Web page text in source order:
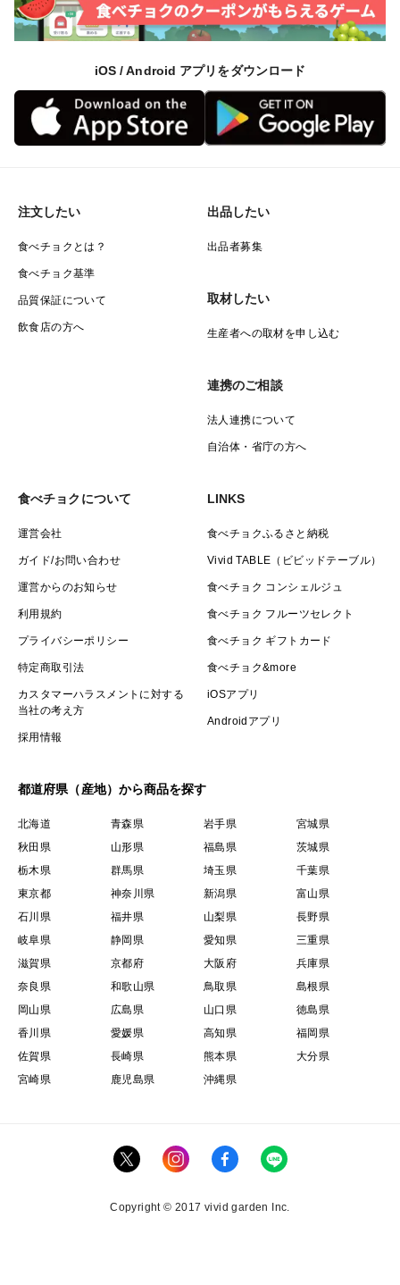
iOS / Android アプリをダウンロード
注文したい
食べチョクとは？
食べチョク基準
品質保証について
飲食店の方へ
出品したい
出品者募集
取材したい
生産者への取材を申し込む
連携のご相談
法人連携について
自治体・省庁の方へ
食べチョクについて
運営会社
ガイド/お問い合わせ
運営からのお知らせ
利用規約
プライバシーポリシー
特定商取引法
カスタマーハラスメントに対する
当社の考え方
採用情報
LINKS
食べチョクふるさと納税
Vivid TABLE（ビビッドテーブル）
食べチョク コンシェルジュ
食べチョク フルーツセレクト
食べチョク ギフトカード
食べチョク&more
iOSアプリ
Androidアプリ
都道府県（産地）から商品を探す
北海道 青森県 岩手県
宮城県
秋田県
山形県 福島県
茨城県
栃木県
群馬県 埼玉県
千葉県
東京都
神奈川県 新潟県
富山県
石川県
福井県 山梨県
長野県
岐阜県
静岡県 愛知県
三重県
滋賀県
京都府 大阪府
兵庫県
奈良県
和歌山県 鳥取県
島根県
岡山県
広島県 山口県
徳島県
香川県
愛媛県 高知県
福岡県
佐賀県
長崎県 熊本県
大分県
宮崎県
鹿児島県 沖縄県
Copyright © 2017 vivid garden Inc.